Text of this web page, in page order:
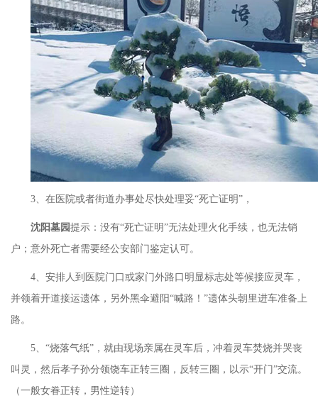
3、在医院或者街道办事处尽快处理妥“死亡证明”，
沈阳墓园提示：没有“死亡证明”无法处理火化手续，也无法销
户；意外死亡者需要经公安部门鉴定认可。
4、安排人到医院门口或家门外路口明显标志处等候接应灵车，
并领着开道接运遗体，另外黑伞避阳“喊路！”遗体头朝里进车准备上
路。
5、“烧落气纸”，就由现场亲属在灵车后，冲着灵车焚烧并哭丧
叫灵，然后孝子孙分领饶车正转三圈，反转三圈，以示“开门”交流。
（一般女眷正转，男性逆转）